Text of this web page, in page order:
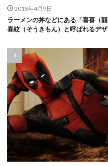
2018年4月9日
ラーメンの丼などにある「喜喜（
喜紋（そうきもん）と呼ばれるデザ